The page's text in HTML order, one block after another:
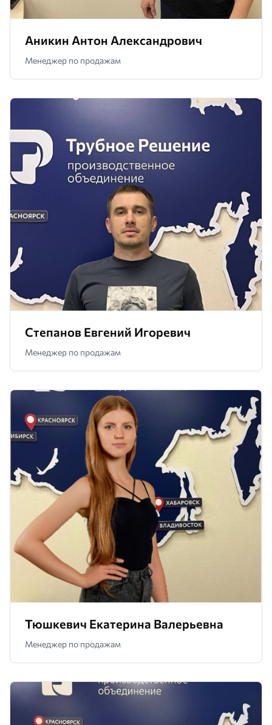
Аникин Антон Александрович
Менеджер по продажам
Степанов Евгений Игоревич
Менеджер по продажам
Тюшкевич Екатерина Валерьевна
Менеджер по продажам